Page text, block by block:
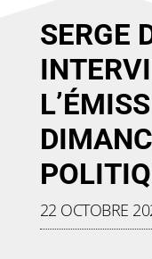
SERGE
22 OCTOBRE